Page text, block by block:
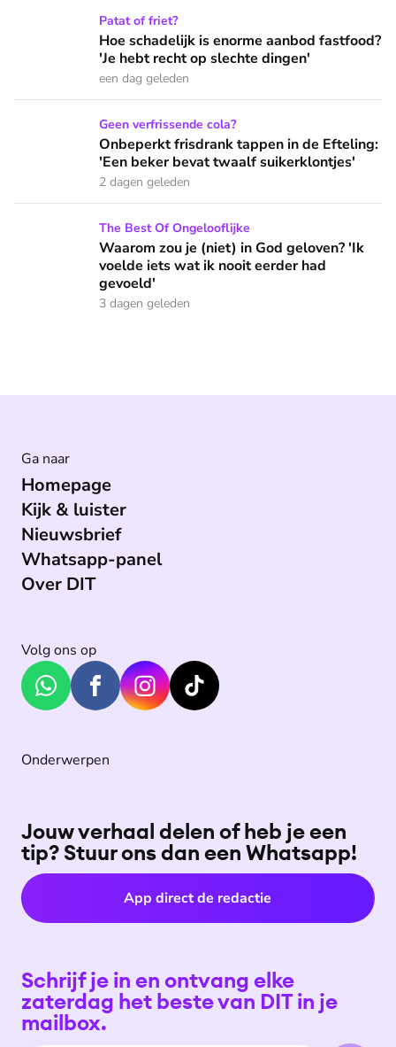
Hoe schadelijk is enorme aanbod fastfood? 'Je hebt recht
Patat of friet?
Hoe schadelijk is enorme aanbod fastfood?
'Je hebt recht op slechte dingen'
een dag geleden
Onbeperkt frisdrank tappen in de Efteling: 'Een beker
Geen verfrissende cola?
Onbeperkt frisdrank tappen in de Efteling:
'Een beker bevat twaalf suikerklontjes'
2 dagen geleden
Waarom zou je (niet) in God geloven? 'Ik voelde iets wat
The Best Of Ongelooflijke
Waarom zou je (niet) in God geloven? 'Ik
voelde iets wat ik nooit eerder had
gevoeld'
3 dagen geleden
Ga naar
Homepage
Kijk & luister
Nieuwsbrief
Whatsapp-panel
Over DIT
Volg ons op
Onderwerpen
Jouw verhaal delen of heb je een
tip? Stuur ons dan een Whatsapp!
App direct de redactie
Schrijf je in en ontvang elke
zaterdag het beste van DIT in je
mailbox.